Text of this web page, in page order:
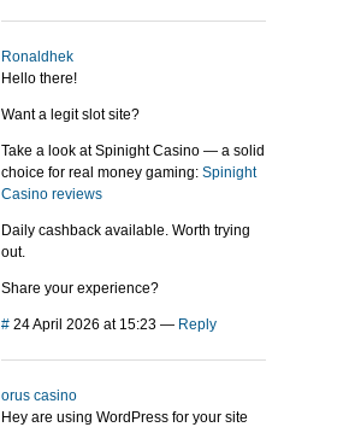
Ronaldhek
Hello there!
Want a legit slot site?
Take a look at Spinight Casino — a solid
choice for real money gaming: Spinight
Casino reviews
Daily cashback available. Worth trying
out.
Share your experience?
# 24 April 2026 at 15:23 — Reply
orus casino
Hey are using WordPress for your site